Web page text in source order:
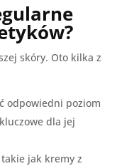
skóry. Oto kilka z
odpowiedni poziom
dla jej
jak kremy z